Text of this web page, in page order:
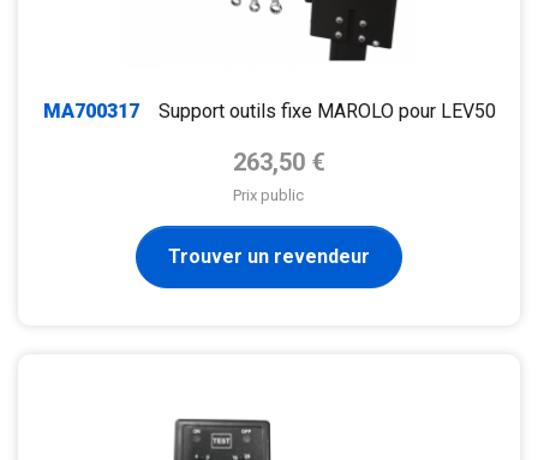
MA700317
Support outils fixe MAROLO pour LEV50
Prix de base
263,50 €
Prix public
Trouver un revendeur